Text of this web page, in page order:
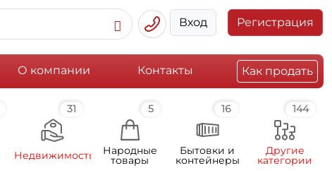
Вход Регистрация
О компании Контакты Как продать
31
Недвижимость
5
Народные
товары
16
Бытовки и
контейнеры
144
Другие
категории